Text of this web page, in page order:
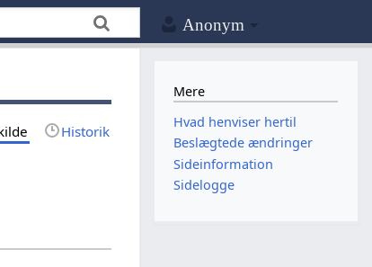
Anonym
Historik
Mere
Hvad henviser hertil
Beslægtede ændringer
Sideinformation
Sidelogge